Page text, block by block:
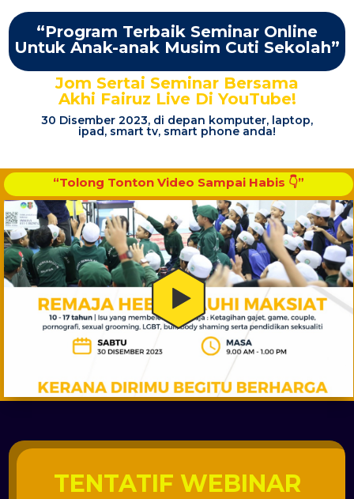
“Program Terbaik Seminar Online
Untuk Anak-anak Musim Cuti Sekolah”
Jom Sertai Seminar Bersama
Akhi Fairuz Live Di YouTube!
30 Disember 2023, di depan komputer, laptop,
ipad, smart tv, smart phone anda!
“Tolong Tonton Video Sampai Habis 👇”
TENTATIF WEBINAR